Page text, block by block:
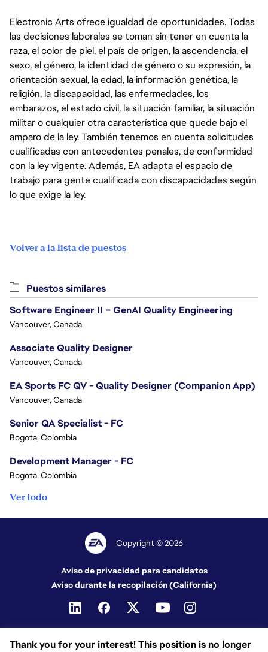
Electronic Arts ofrece igualdad de oportunidades. Todas
las decisiones laborales se toman sin tener en cuenta la
raza, el color de piel, el país de origen, la ascendencia, el
sexo, el género, la identidad de género o su expresión, la
orientación sexual, la edad, la información genética, la
religión, la discapacidad, las enfermedades, los
embarazos, el estado civil, la situación familiar, la situación
militar o cualquier otra característica que quede bajo el
amparo de la ley. También tenemos en cuenta solicitudes
cualificadas con antecedentes penales, de conformidad
con la ley vigente. Además, EA adapta el espacio de
trabajo para gente cualificada con discapacidades según
lo que exige la ley.
Volver a la lista de puestos
Thank you for your interest! This position is no longer
Puestos similares
Software Engineer II – GenAI Quality Engineering
Vancouver, Canada
Associate Quality Designer
Vancouver, Canada
EA Sports FC QV - Quality Designer (Companion App)
Vancouver, Canada
Senior QA Specialist - FC
Bogota, Colombia
Development Manager - FC
Bogota, Colombia
Ver todo
Copyright © 2026
Aviso de privacidad para candidatos
Aviso durante la recopilación (California)